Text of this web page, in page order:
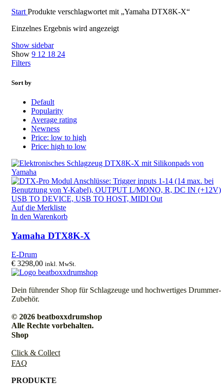
StartProdukte verschlagwortet mit „Yamaha DTX8K-X“
Einzelnes Ergebnis wird angezeigt
Show sidebar
Show 9 12 18 24
Filters
Sort by
Default
Popularity
Average rating
Newness
Price: low to high
Price: high to low
Auf die Merkliste
In den Warenkorb
Yamaha DTX8K-X
E-Drum
€ 3298,00 inkl. MwSt.
Dein führender Shop für Schlagzeuge und hochwertiges Drummer-
Zubehör.
© 2026 beatboxxdrumshop
Alle Rechte vorbehalten.
Shop
Click & Collect
FAQ
PRODUKTE